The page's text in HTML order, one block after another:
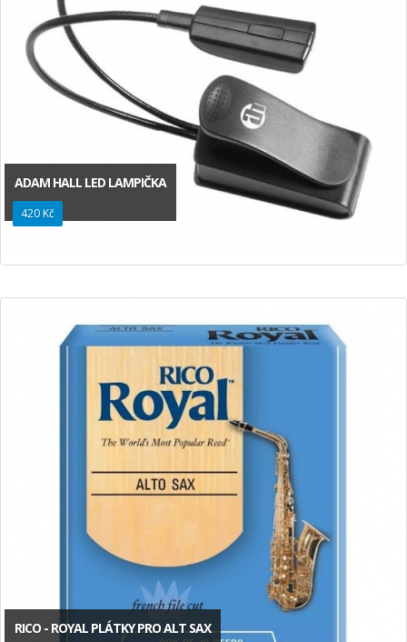
ADAM HALL LED LAMPIČKA
420 Kč
RICO - ROYAL PLÁTKY PRO ALT SAX